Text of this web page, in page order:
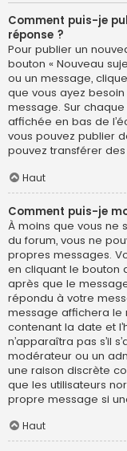
Comment puis-je
réponse ?
Pour publier un
bouton « Nouveau
ou un message,
que vous ayez
message. Sur
affichée en bas de
vous pouvez publier
pouvez transférer
Haut
Comment puis-je
À moins que vous ne
du forum, vous ne
propres messages.
en cliquant le bouton
après que le
répondu à votre
message affichera le
contenant la date et
n’apparaîtra pas s’il
modérateur ou un
une raison discrète
que les utilisateurs
propre message si
Haut